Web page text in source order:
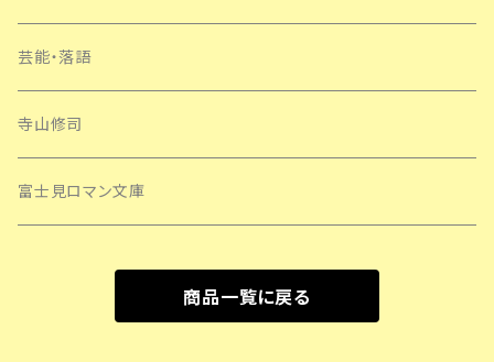
芸能・落語
寺山修司
富士見ロマン文庫
商品一覧に戻る